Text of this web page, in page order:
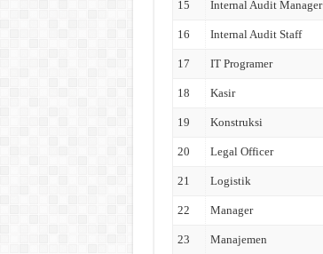
15 Internal Audit Manager
16 Internal Audit Staff
17 IT Programer
18 Kasir
19 Konstruksi
20 Legal Officer
21 Logistik
22 Manager
23 Manajemen